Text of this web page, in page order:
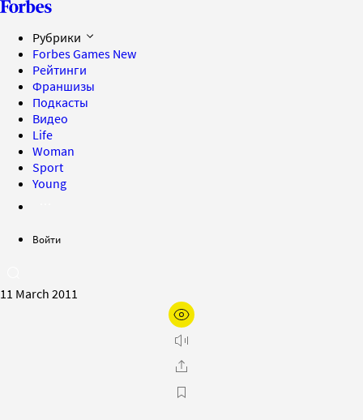
Рубрики
Forbes Games New
Рейтинги
Франшизы
Подкасты
Видео
Life
Woman
Sport
Young
Войти
11 March 2011